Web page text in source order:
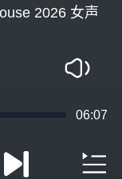
2026 女声
06:07